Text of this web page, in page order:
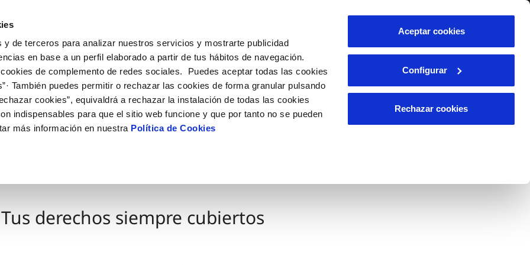
y de terceros para analizar nuestros servicios y mostrarte publicidad
en base a un perfil elaborado a partir de tus hábitos de navegación.
de complemento de redes sociales. Puedes aceptar todas las cookies
También puedes permitir o rechazar las cookies de forma granular pulsando
cookies”, equivaldrá a rechazar la instalación de todas las cookies
indispensables para que el sitio web funcione y que por tanto no se pueden
más información en nuestra Política de Cookies
Aceptar cookies
Configurar
Rechazar cookies
titular
de suministro
MODIFICACIÓN DE DATOS
Actualizar datos bancarios
Actualizar datos de domicilio
INCIDENCIAS
Comunica anomalías o posibles
VER TODAS LAS GESTIONES
Tu Servicio
AL CLIENTE
de contacto
obras y afectaciones
COMPROMISO DE SERVICIO
Customer Counsel (Defensa del
cliente)
TELELECTURA
Tu Agua
calidad del agua
CUIDADOS DEL AGUA
Consejos de ahorro
Depósitos comunitarios
Conócenos
COMPROMISOS
ambiente
Área de clientes
Tus derechos siempre cubiertos